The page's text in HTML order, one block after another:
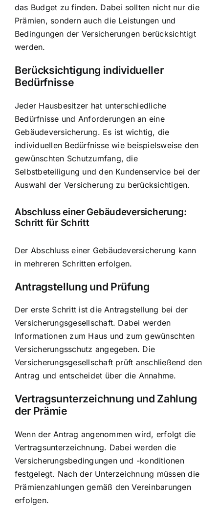
das Budget zu finden. Dabei sollten nicht nur die
Prämien, sondern auch die Leistungen und
Bedingungen der Versicherungen berücksichtigt
werden.
Berücksichtigung individueller
Bedürfnisse
Jeder Hausbesitzer hat unterschiedliche
Bedürfnisse und Anforderungen an eine
Gebäudeversicherung. Es ist wichtig, die
individuellen Bedürfnisse wie beispielsweise den
gewünschten Schutzumfang, die
Selbstbeteiligung und den Kundenservice bei der
Auswahl der Versicherung zu berücksichtigen.
Abschluss einer Gebäudeversicherung:
Schritt für Schritt
Der Abschluss einer Gebäudeversicherung kann
in mehreren Schritten erfolgen.
Antragstellung und Prüfung
Der erste Schritt ist die Antragstellung bei der
Versicherungsgesellschaft. Dabei werden
Informationen zum Haus und zum gewünschten
Versicherungsschutz angegeben. Die
Versicherungsgesellschaft prüft anschließend den
Antrag und entscheidet über die Annahme.
Vertragsunterzeichnung und Zahlung
der Prämie
Wenn der Antrag angenommen wird, erfolgt die
Vertragsunterzeichnung. Dabei werden die
Versicherungsbedingungen und -konditionen
festgelegt. Nach der Unterzeichnung müssen die
Prämienzahlungen gemäß den Vereinbarungen
erfolgen.